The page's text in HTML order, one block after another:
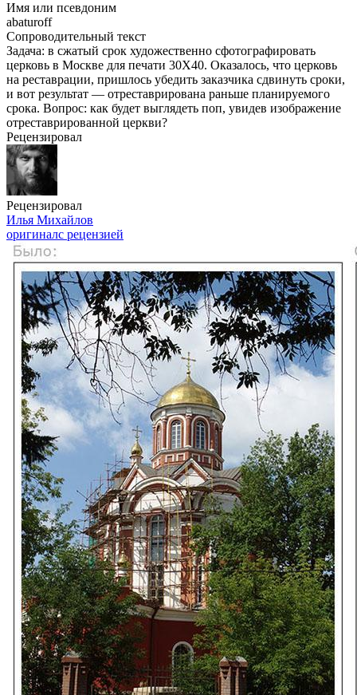
Имя или псевдоним
abaturoff
Сопроводительный текст
Задача: в сжатый срок художественно сфотографировать
церковь в Москве для печати 30Х40. Оказалось, что церковь
на реставрации, пришлось убедить заказчика сдвинуть сроки,
и вот результат — отреставрирована раньше планируемого
срока. Вопрос: как будет выглядеть поп, увидев изображение
отреставрированной церкви?
Рецензировал
Рецензировал
Илья Михайлов
оригиналс рецензией